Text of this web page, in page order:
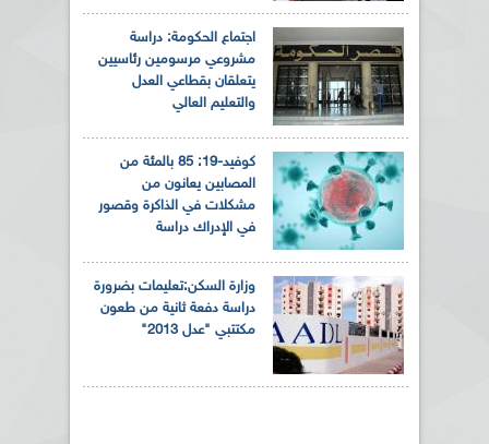
اجتماع الحكومة: دراسة
مشروعي مرسومين رئاسيين
يتعلقان بقطاعي العدل
والتعليم العالي
كوفيد-19: 85 بالمئة من
المصابين يعانون من
مشكلات في الذاكرة وقصور
في الإدراك دراسة
وزارة السكن:تعليمات بضرورة
دراسة دفعة ثانية من طعون
مكتتبي "عدل 2013"